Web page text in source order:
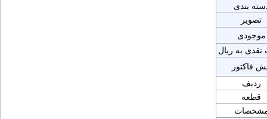
بندی
تصویر
موجودی
به ریال
فاکتور
ردیف
قطعه